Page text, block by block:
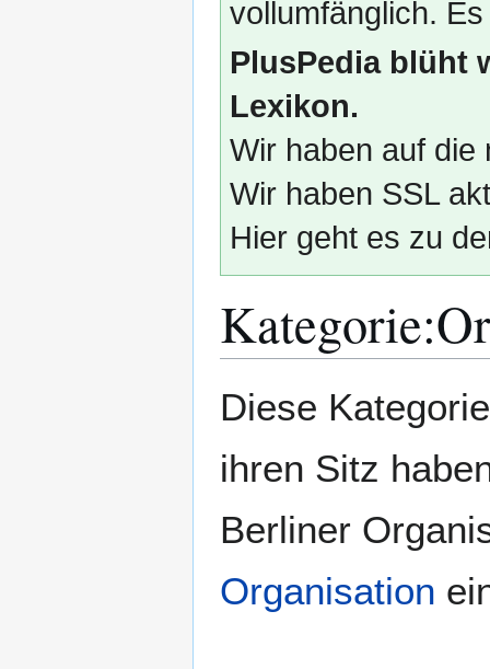
vollumfänglich.
PlusPedia blüht
Lexikon.
Wir haben auf die
Wir haben SSL
Hier geht es zu
Kategorie:
Navigation
Suche
Diese
ihren Sitz
Berliner
Organisation